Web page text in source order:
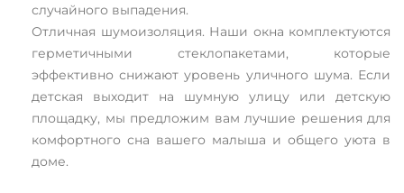
случайного выпадения.
Отличная шумоизоляция. Наши окна комплектуются
герметичными стеклопакетами, которые
эффективно снижают уровень уличного шума. Если
детская выходит на шумную улицу или детскую
площадку, мы предложим вам лучшие решения для
комфортного сна вашего малыша и общего уюта в
доме.